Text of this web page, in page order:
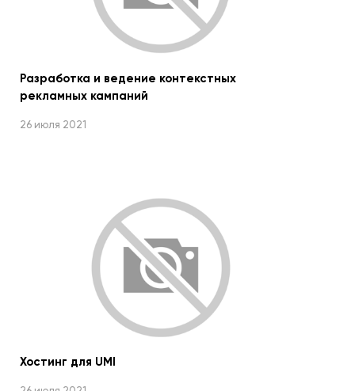
Разработка и ведение контекстных
рекламных кампаний
26 июля 2021
Хостинг для UMI